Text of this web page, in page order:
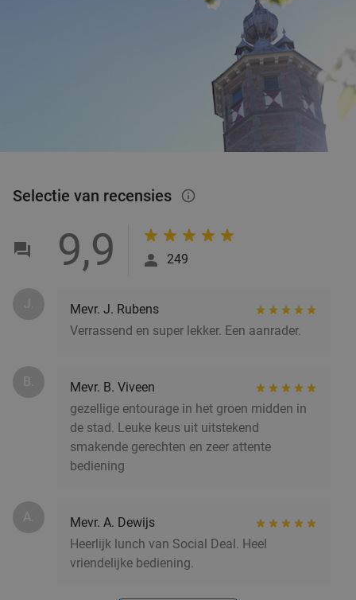
Selectie van recensies info_outlined
9,9 249
J.
Mevr. J. Rubens
Verrassend en super lekker. Een aanrader.
B.
Mevr. B. Viveen
gezellige entourage in het groen midden in
de stad. Leuke keus uit uitstekend
smakende gerechten en zeer attente
bediening
A.
Mevr. A. Dewijs
Heerlijk lunch van Social Deal. Heel
vriendelijke bediening.